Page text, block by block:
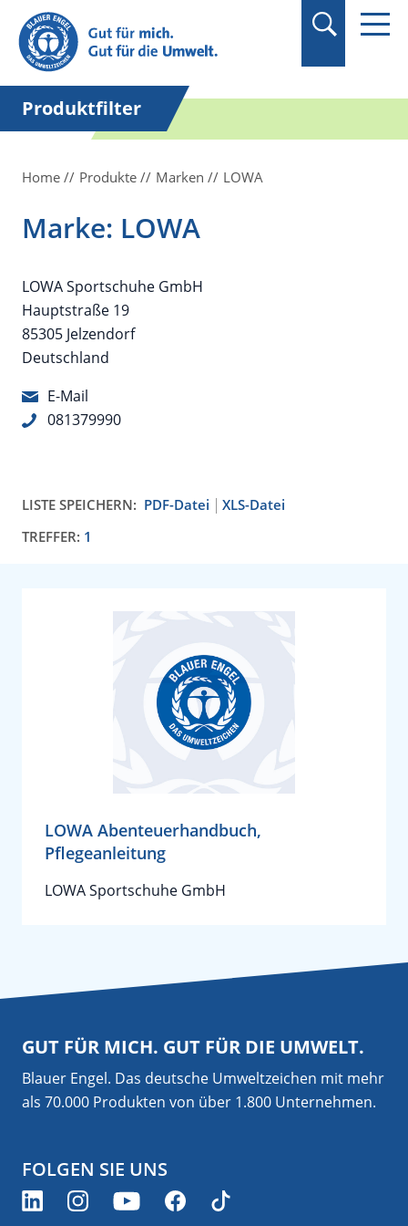
Suchbegriff in
Anführungszeichen
setzen.
Produktfilter
Home Produkte Marken LOWA
Marke: LOWA
LOWA Sportschuhe GmbH
Hauptstraße 19
85305 Jelzendorf
Deutschland
E-Mail
081379990
LISTE SPEICHERN: PDF-Datei
XLS-Datei
TREFFER: 1
LOWA Abenteuerhandbuch,
Pflegeanleitung
LOWA Sportschuhe GmbH
GUT FÜR MICH. GUT FÜR DIE UMWELT.
Blauer Engel. Das deutsche Umweltzeichen mit mehr
als 70.000 Produkten von über 1.800 Unternehmen.
FOLGEN SIE UNS